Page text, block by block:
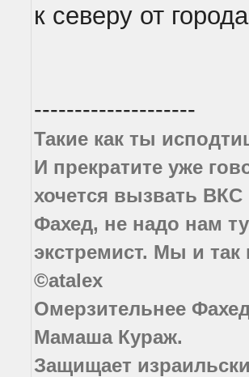
к северу от
--------------------
Такие как ты
И прекратите уже
хочется вызвать
Фахед, не надо нам
экстремист. Мы и
©atalex
Омерзительнее
Мамаша Кураж.
Защищает